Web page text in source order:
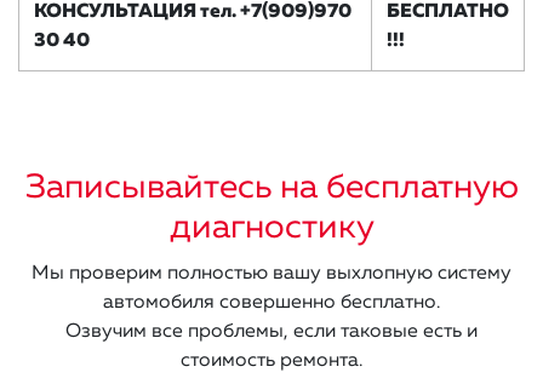
КОНСУЛЬТАЦИЯ тел. +7(909)970
30 40
БЕСПЛАТНО
!!!
Записывайтесь на бесплатную
диагностику
Мы проверим полностью вашу выхлопную систему
автомобиля совершенно бесплатно.
Озвучим все проблемы, если таковые есть и
стоимость ремонта.